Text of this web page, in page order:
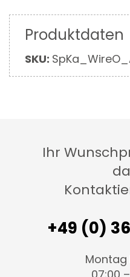
Produktdaten
Mehr
Informationen
SKU:
Ihr
+49 (0)
Montag